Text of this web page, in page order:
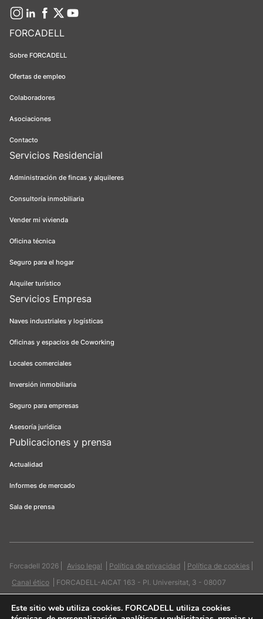
FORCADELL
Sobre FORCADELL
Ofertas de empleo
Colaboradores
Asociaciones
Contacto
Servicios Residencial
Administración de fincas y alquileres
Consultoría inmobiliaria
Vender mi vivienda
Oficina técnica
Seguro para el hogar
Alquiler turístico
Servicios Empresa
Naves industriales y logísticas
Oficinas y espacios de Coworking
Locales comerciales
Inversión inmobiliaria
Seguro para empresas
Asesoría jurídica
Publicaciones y prensa
Actualidad
Informes de mercado
Sala de prensa
Forcadell 2026 Aviso legal Política de privacidad
Política de cookies
Canal ético
FORCADELL-AICAT 163 - Pl. Universitat, 3 - 08007
Este sitio web utiliza cookies. FORCADELL utiliza cookies